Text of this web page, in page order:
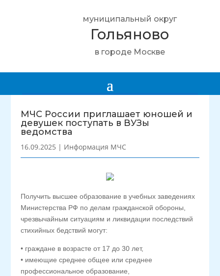
муниципальный округ
Гольяново
в городе Москве
МЧС России приглашает юношей и
девушек поступать в ВУЗы
ведомства
16.09.2025 | Информация МЧС
Получить высшее образование в учебных заведениях
Министерства РФ по делам гражданской обороны,
чрезвычайным ситуациям и ликвидации последствий
стихийных бедствий могут:
• граждане в возрасте от 17 до 30 лет,
• имеющие среднее общее или среднее
профессиональное образование,